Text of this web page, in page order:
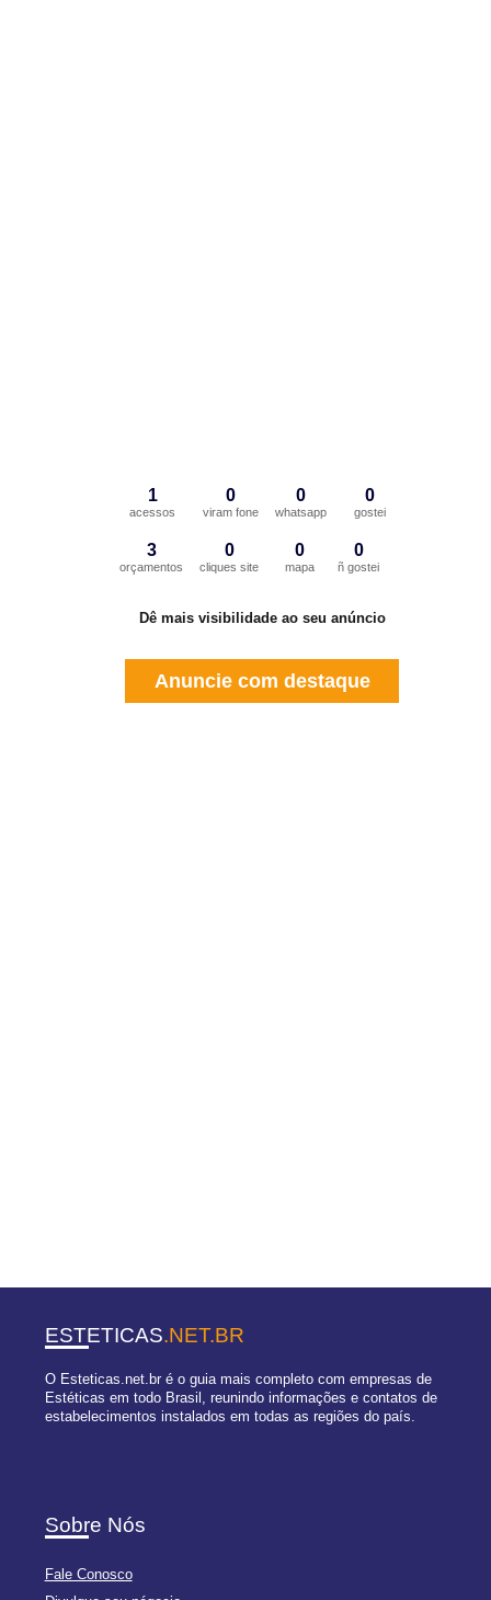
1
acessos
0
viram fone
0
whatsapp
0
gostei
3
orçamentos
0
cliques site
0
mapa
0
ñ gostei
Dê mais visibilidade ao seu anúncio
Anuncie com destaque
ESTETICAS.NET.BR
O Esteticas.net.br é o guia mais completo com empresas de
Estéticas em todo Brasil, reunindo informações e contatos de
estabelecimentos instalados em todas as regiões do país.
Sobre Nós
Fale Conosco